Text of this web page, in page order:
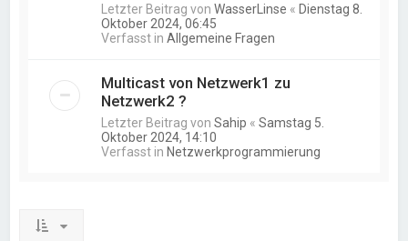
Letzter Beitrag vonWasserLinse « Dienstag 8.
Oktober 2024, 06:45
Verfasst inAllgemeine Fragen
Multicast von Netzwerk1 zu
Netzwerk2 ?
Letzter Beitrag vonSahip «Samstag 5.
Oktober 2024, 14:10
Verfasst in Netzwerkprogrammierung